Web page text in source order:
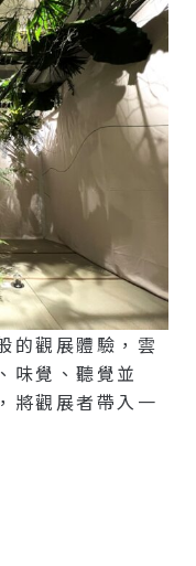
的觀展體驗，雲
味覺、聽覺並
將觀展者帶入一